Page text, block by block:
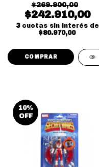
$269.900,00
$242.910,00
3 cuotas sin interés de
$80.970,00
10%
OFF